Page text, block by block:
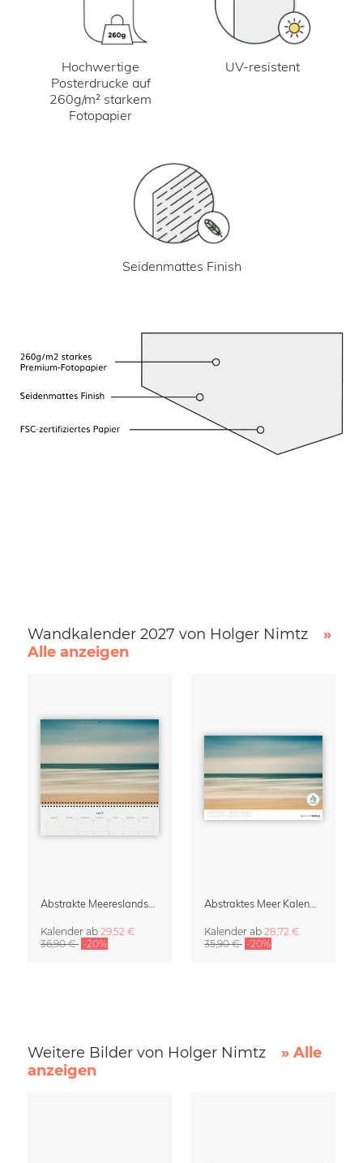
Hochwertige
Posterdrucke auf
260g/m² starkem
Fotopapier
UV-resistent
Seidenmattes Finish
Wandkalender 2027 von Holger Nimtz
»
Alle anzeigen
Kalender ab 29,52 €
36,90 € -20%
Kalender ab 28,72 €
35,90 € -20%
Weitere Bilder von Holger Nimtz
» Alle
anzeigen